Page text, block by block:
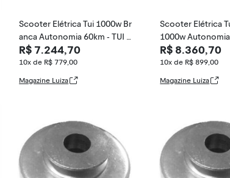
Scooter Elétrica Tui 1000w Br
anca Autonomia 60km - TUI M
OTORS
R$ 7.244,70
10x de R$ 779,00
Magazine Luiza
Scooter Elétrica
1000w Autonomia
elha
R$ 8.360,70
10x de R$ 899,00
Magazine Luiza